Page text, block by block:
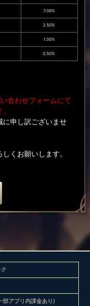
7.00%
2.50%
1.00%
0.50%
合わせフォームにて
に申し訳ございませ
くお願いします。
部アプリ内課金あり)